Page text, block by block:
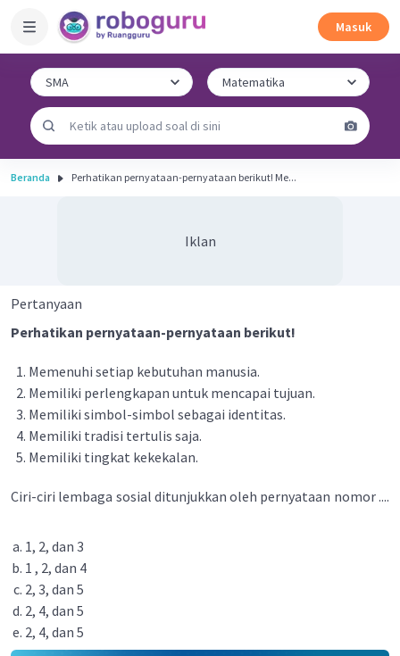
Masuk
Beranda Perhatikan pernyataan-pernyataan berikut! Me...
Iklan
Pertanyaan
Perhatikan pernyataan-pernyataan berikut!
Memenuhi setiap kebutuhan manusia.
Memiliki perlengkapan untuk mencapai tujuan.
Memiliki simbol-simbol sebagai identitas.
Memiliki tradisi tertulis saja.
Memiliki tingkat kekekalan.
Ciri-ciri lembaga sosial ditunjukkan oleh pernyataan nomor ....
1, 2, dan 3
1 , 2, dan 4
2, 3, dan 5
2, 4, dan 5
2, 4, dan 5